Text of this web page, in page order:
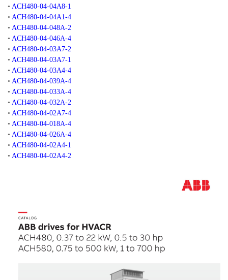
• ACH480-04-04A8-1
• ACH480-04-04A1-4
• ACH480-04-048A-2
• ACH480-04-046A-4
• ACH480-04-03A7-2
• ACH480-04-03A7-1
• ACH480-04-03A4-4
• ACH480-04-039A-4
• ACH480-04-033A-4
• ACH480-04-032A-2
• ACH480-04-02A7-4
• ACH480-04-018A-4
• ACH480-04-026A-4
• ACH480-04-02A4-1
• ACH480-04-02A4-2